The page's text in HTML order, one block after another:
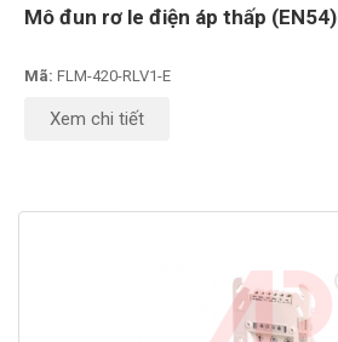
Mô đun rơ le điện áp thấp (EN54)
Mã: FLM-420-RLV1-E
Xem chi tiết